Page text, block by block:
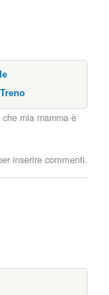
Treno
mia mamma è
inserire commenti.